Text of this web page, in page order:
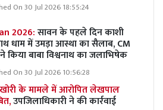
On 30 Jul 2026 18:55:24
2026:सावन के पहले दिन काशी
धाम में उमड़ा आस्था का सैलाब, CM
किया बाबा विश्वनाथ का जलाभिषेक
On 30 Jul 2026 10:56:28
के मामले में आरोपित लेखपाल
उपजिलाधिकारी ने की कार्रवाई